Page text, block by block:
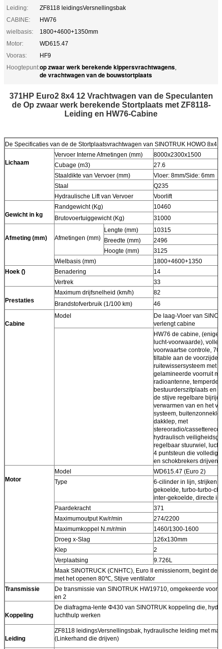
Leiding:
ZF8118 leidingsVersnellingsbak
CABINE:
HW76
wielbasis:
1800+4600+1350mm
Motor:
WD615.47
Vooras:
HF9
Hoogtepunt:op zwaar werk berekende kippersvrachtwagens,
de vrachtwagen van de bouwstortplaats
371HP Euro2 8x4 12 Vrachtwagen van de Speculanten
de Op zwaar werk berekende Stortplaats met ZF8118-
Leiding en HW76-Cabine
De Specificaties van de de Stortplaatsvrachtwagen van SINOTRUK HOWO 8x4
Lichaam
Vervoer Interne Afmetingen (mm)
8000x2300x1500
Cubage (m3)
27.6
Staaldikte van Vervoer (mm)
Vloer: 8mm/Side: 6mm
Staal
Q235
Hydraulische Lift van Vervoer
Voorlift
Gewicht in kg
Randgewicht (Kg)
10460
Brutovoertuiggewicht (Kg)
31000
Afmeting (mm) Afmetingen (mm)
Lengte (mm)
10315
Breedte (mm)
2496
Hoogte (mm)
3125
Wielbasis (mm)
1800+4600+1350
Hoek (̊)
Benadering
14
Vertrek
33
Prestaties
Maximum drijfsnelheid (km/h)
82
Brandstofverbruik (1/100 km)
46
Cabine
Model
De laag-Vloer van
verlengt cabine
HW76 de cabine, (enige
lucht-voorwaarde),
voorwaartse controle, 70̊
tiltable aan de voorzijde,
ruitewissersysteem met
gelamineerde voorruit
radioantenne, temperde
bestuurderszitplaats en
de stijve regelbare
verwarmen van en het
systeem,
dakklep, met
stereoradio/
hydraulisch
regelbaar stuurwiel,
4 puntsteun die volledig
en schokbrekers drijven.
Motor
Model
WD615.47 (Euro 2)
Type
6-cilinder in lijn, strijken
gekoelde, turbo-turbo-
inter-gekoelde, directe
Paardekracht
371
Maximumoutput Kw/r/min
274/2200
Maximumkoppel N.m/r/min
1460/1300-1600
Droeg x-Slag
126x130mm
Klep
2
Verplaatsing
9.726L
Maak SINOTRUCK (CNHTC), Euro II emissienorm, begint de
met het openen 80℃, Stijve ventilator
Transmissie
De transmissie van SINOTRUK HW19710, omgekeerde
en 2
Koppeling
De diafragma-lente Φ430 van SINOTRUK koppeling die,
luchthulp werken
Leiding
ZF8118 leidingsVersnellingsbak, hydraulische leiding met
(Linkerhand die drijven)